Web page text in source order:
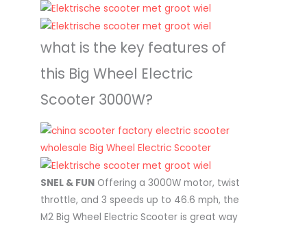
what is the key features of
this Big Wheel Electric
Scooter 3000W?
SNEL & FUN Offering a 3000W motor, twist
throttle, and 3 speeds up to 46.6 mph, the
M2 Big Wheel Electric Scooter is great way